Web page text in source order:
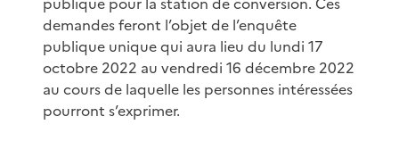
demandes feront l’objet de l’enquête
publique unique qui aura lieu du lundi 17
octobre 2022 au vendredi 16 décembre 2022
au cours de laquelle les personnes intéressées
pourront s’exprimer.